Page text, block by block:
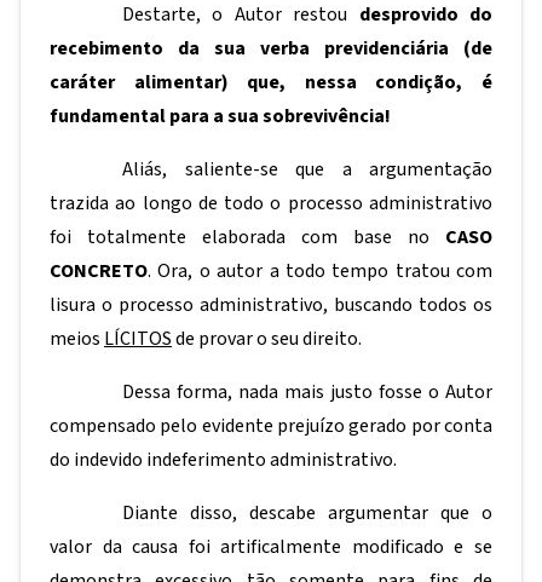
Destarte, o Autor restou desprovido do
recebimento da sua verba previdenciária (de
caráter alimentar) que, nessa condição, é
fundamental para a sua sobrevivência!
Aliás, saliente-se que a argumentação
trazida ao longo de todo o processo administrativo
foi totalmente elaborada com base no CASO
CONCRETO. Ora, o autor a todo tempo tratou com
lisura o processo administrativo, buscando todos os
meios LÍCITOSde provar o seu direito.
Dessa forma, nada mais justo fosse o Autor
compensado pelo evidente prejuízo gerado por conta
do indevido indeferimento administrativo.
Diante disso, descabe argumentar que o
valor da causa foi artificalmente modificado e se